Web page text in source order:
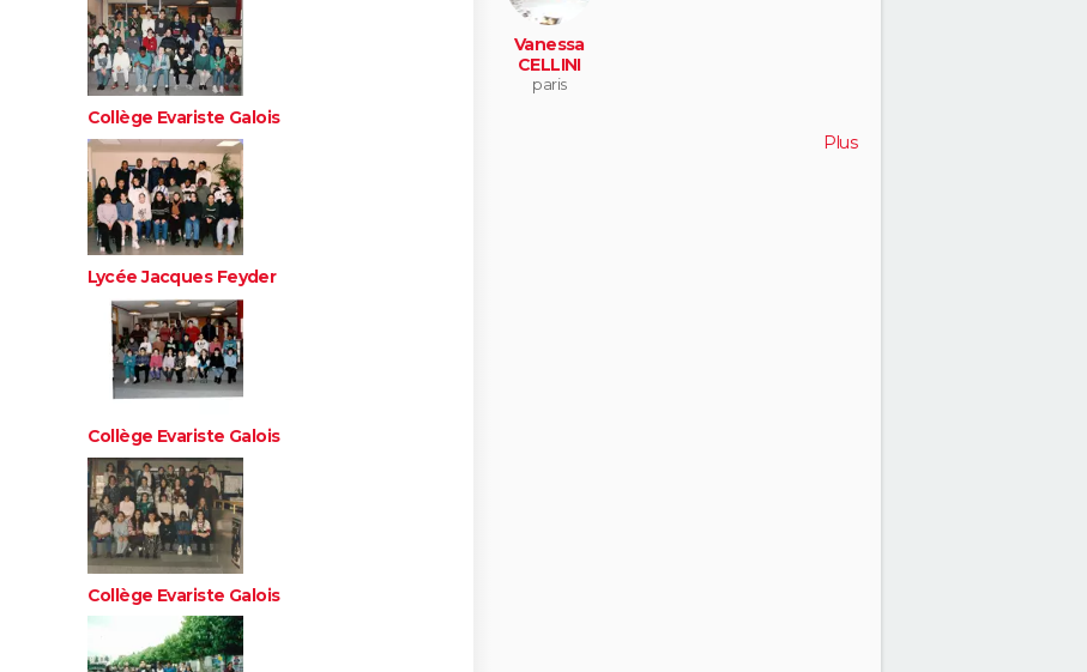
Collège Evariste Galois
Lycée Jacques Feyder
Collège Evariste Galois
Collège Evariste Galois
Vanessa
CELLINI
paris
Plus